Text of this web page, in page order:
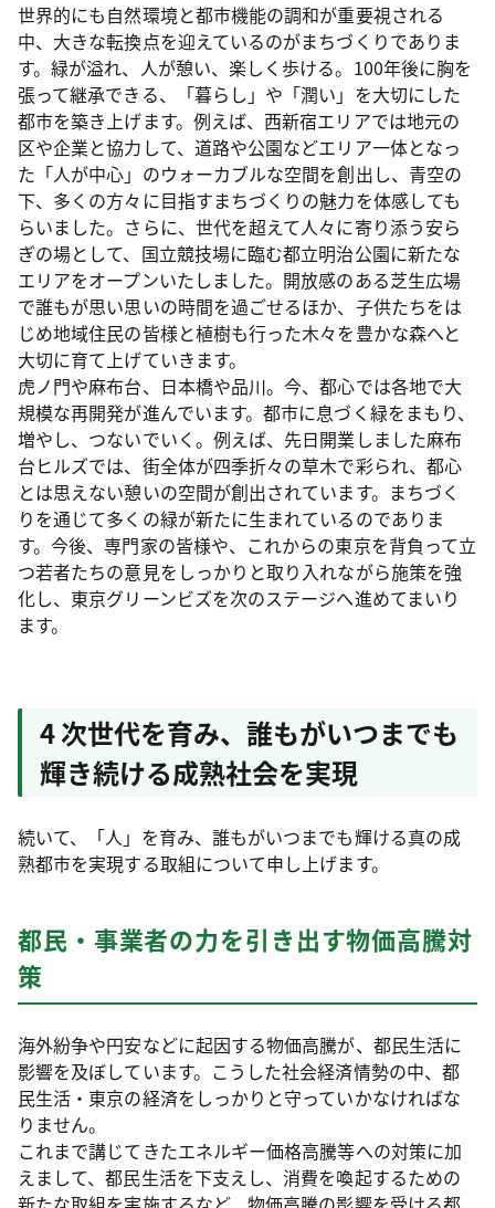
世界的にも自然環境と都市機能の調和が重要視される
中、大きな転換点を迎えているのがまちづくりでありま
す。緑が溢れ、人が憩い、楽しく歩ける。100年後に胸を
張って継承できる、「暮らし」や「潤い」を大切にした
都市を築き上げます。例えば、西新宿エリアでは地元の
区や企業と協力して、道路や公園などエリア一体となっ
た「人が中心」のウォーカブルな空間を創出し、青空の
下、多くの方々に目指すまちづくりの魅力を体感しても
らいました。さらに、世代を超えて人々に寄り添う安ら
ぎの場として、国立競技場に臨む都立明治公園に新たな
エリアをオープンいたしました。開放感のある芝生広場
で誰もが思い思いの時間を過ごせるほか、子供たちをは
じめ地域住民の皆様と植樹も行った木々を豊かな森へと
大切に育て上げていきます。
虎ノ門や麻布台、日本橋や品川。今、都心では各地で大
規模な再開発が進んでいます。都市に息づく緑をまもり、
増やし、つないでいく。例えば、先日開業しました麻布
台ヒルズでは、街全体が四季折々の草木で彩られ、都心
とは思えない憩いの空間が創出されています。まちづく
りを通じて多くの緑が新たに生まれているのでありま
す。今後、専門家の皆様や、これからの東京を背負って立
つ若者たちの意見をしっかりと取り入れながら施策を強
化し、東京グリーンビズを次のステージへ進めてまいり
ます。
4 次世代を育み、誰もがいつまでも
輝き続ける成熟社会を実現
続いて、「人」を育み、誰もがいつまでも輝ける真の成
熟都市を実現する取組について申し上げます。
都民・事業者の力を引き出す物価高騰対
策
海外紛争や円安などに起因する物価高騰が、都民生活に
影響を及ぼしています。こうした社会経済情勢の中、都
民生活・東京の経済をしっかりと守っていかなければな
りません。
これまで講じてきたエネルギー価格高騰等への対策に加
えまして、都民生活を下支えし、消費を喚起するための